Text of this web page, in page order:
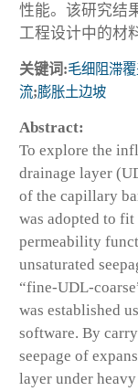
性能。该研究结
工程设计中的材
关键词:毛细阻滞
流;膨胀土边坡
Abstract:
To explore the
drainage layer
of the capillary
was adopted to
permeability
unsaturated
“fine-UDL-
was established
software. By
seepage of
layer under